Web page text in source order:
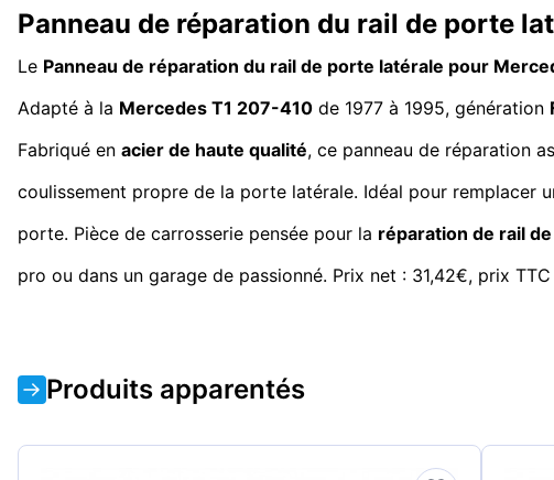
Panneau de réparation du rail de porte
Le Panneau de réparation du rail de porte latérale pour
Adapté à la Mercedes T1 207-410 de 1977 à 1995, génération
Fabriqué en acier de haute qualité, ce panneau de réparation
coulissement propre de la porte latérale. Idéal pour remplacer
porte. Pièce de carrosserie pensée pour la réparation de rail
pro ou dans un garage de passionné. Prix net : 31,42€, prix TTC
Produits apparentés